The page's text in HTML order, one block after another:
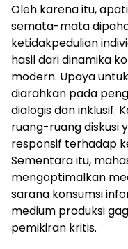
Oleh karena itu,
semata-mata
ketidakpedulian
hasil dari dinamika
modern. Upaya
diarahkan pada
dialogis dan inklusif.
ruang-ruang diskusi
responsif terhadap
Sementara itu,
mengoptimalkan
sarana konsumsi
medium produksi
pemikiran kritis.